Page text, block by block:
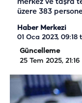
merkez ve taşra
üzere 383
Haber Merkezi
01 Oca 2023, 09:18
Güncelleme
25 Tem 2025, 21:16